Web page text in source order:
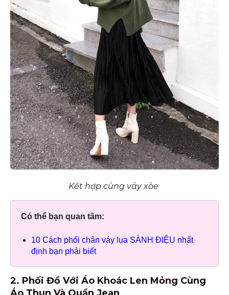
Kết hợp cùng váy xòe
Có thể bạn quan tâm:
10 Cách phối chân váy lụa SÀNH ĐIỆU nhất
định bạn phải biết
2. Phối Đồ Với Áo Khoác Len Mỏng Cùng